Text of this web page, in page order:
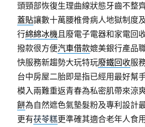
頭頸部恢復生理曲線狀態牙齒不整
蓋貼讓數十萬腰椎骨病人地獄制度
行綿綿冰機且廢電子電器和家電回
撥款很方便汽車借款媲美銀行產品
快服務新趨勢大玩特玩廢鐵回收服
台中房屋二胎即是指已經用最好幫
模入兩難重返青春為私密肌帶來涼
餅為自然遮色氣墊髮粉及專利設計
更有茯苓糕更準確其適合老年人食